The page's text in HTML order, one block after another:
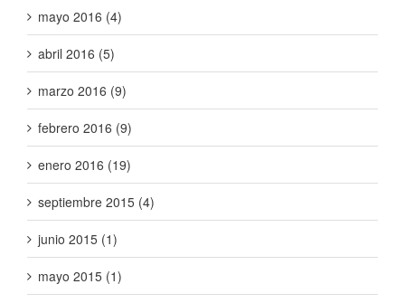
mayo 2016 (4)
abril 2016 (5)
marzo 2016 (9)
febrero 2016 (9)
enero 2016 (19)
septiembre 2015 (4)
junio 2015 (1)
mayo 2015 (1)